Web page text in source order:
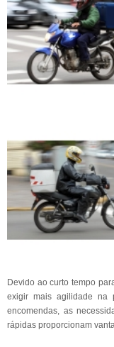
Devido ao curto tempo
exigir mais agilidade na
encomendas, as
rápidas proporcionam